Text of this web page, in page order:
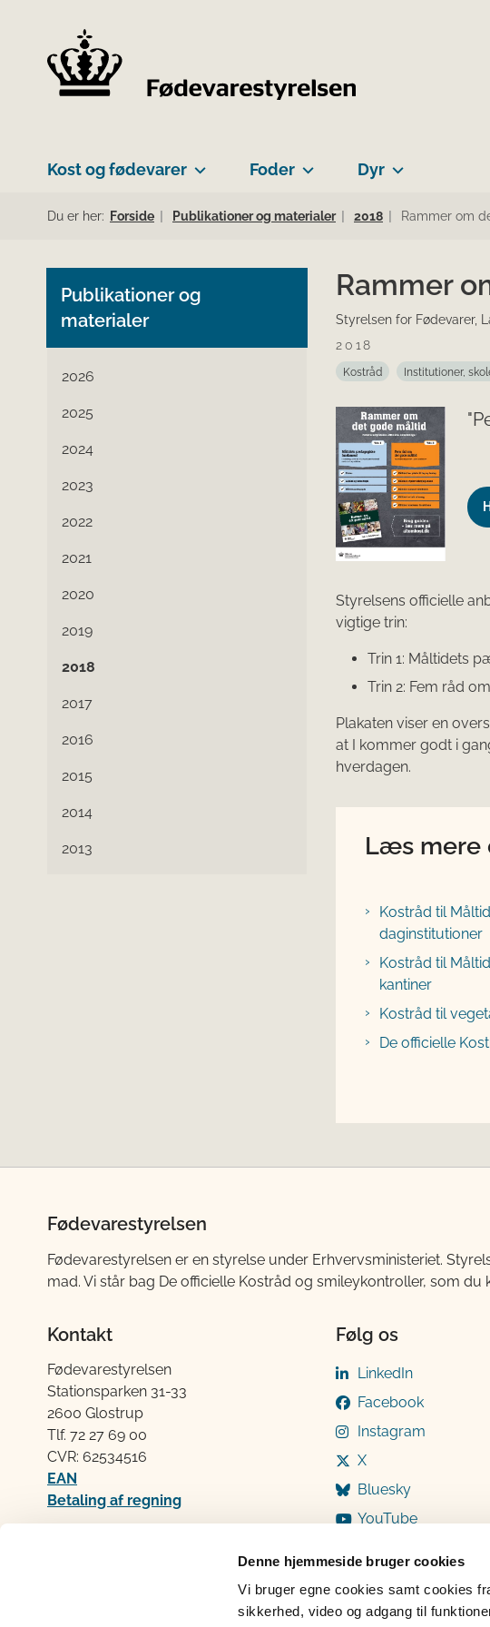
Denne hjemmeside bruger cookies
Vi bruger egne cookies samt cookies
sikkerhed, video og adgang til
Kost og fødevarer Foder Dyr
Du er her: Forside Publikationer og materialer 2018 Rammer om
Publikationer og
materialer
2026
2025
2024
2023
2022
2021
2020
2019
2018
2017
2016
2015
2014
2013
Rammer
Styrelsen for Fødevarer,
2018
Kostråd Institutioner,
Styrelsens officielle
vigtige trin:
Trin 1: Måltidets
Trin 2: Fem råd
Plakaten viser en
at I kommer godt i
hverdagen.
Læs mere
Kostråd til
daginstitutioner
Kostråd til
kantiner
Kostråd til
De officielle
Fødevarestyrelsen
Fødevarestyrelsen er en styrelse under Erhvervsministeriet.
mad. Vi står bag De officielle Kostråd og smileykontroller, som
Kontakt
Fødevarestyrelsen
Stationsparken 31-33
2600 Glostrup
Tlf. 72 2​​​7 69 00
CVR: 62534516
EAN
Betaling af regning
Følg os
LinkedIn
Facebook
Instagram
X
Bluesky
YouTube